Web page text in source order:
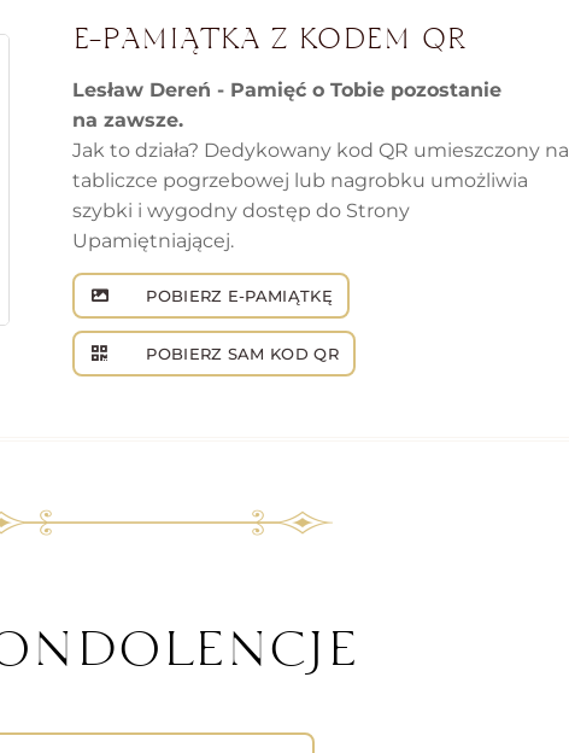
E-PAMIĄTKA Z KODEM QR
Lesław Dereń - Pamięć o Tobie pozostanie
na zawsze.
Jak to działa? Dedykowany kod QR umieszczony na
tabliczce pogrzebowej lub nagrobku umożliwia
szybki i wygodny dostęp do Strony
Upamiętniającej.
POBIERZ E-PAMIĄTKĘ
POBIERZ SAM KOD QR